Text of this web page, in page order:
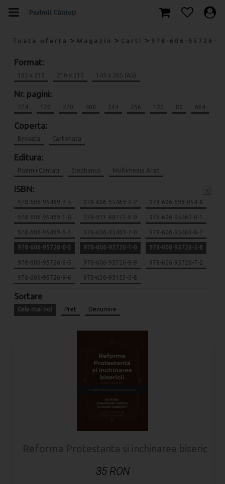
Toata oferta > Magazin > Carti > 978-606-95726-
Format:
165 x 235 210 x 210 145 x 205 (A5)
Nr. pagini:
274 120 270 400 334 256 120 80 664
Coperta:
Brosata Cartonata
Editura:
Psalmii Cantati Stephanus Multimedia Arad
ISBN:
978-606-95469-2-5 978-606-95469-3-2 978-606-698-054-8
978-606-95469-1-8 978-973-88771-6-0 978-606-95469-0-1
978-606-95469-6-3 978-606-95469-7-0 978-606-95469-8-7
978-606-95726-0-3 978-606-95726-1-0 978-606-95726-5-8
978-606-95726-6-5 978-606-95726-8-9 978-606-95726-7-2
978-606-95726-9-6 978-630-95153-0-8
Sortare
Cele mai noi Pret Denumire
Reforma Protestanta si inchinarea bisericii
35 RON